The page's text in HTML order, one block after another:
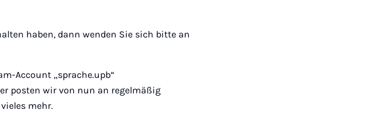
haben, dann wenden Sie sich bitte an
Account „sprache.upb“
posten wir von nun an regelmäßig
mehr.